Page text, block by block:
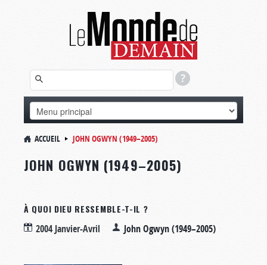
ACCUEIL JOHN OGWYN (1949–2005)
JOHN OGWYN (1949–2005)
À QUOI DIEU RESSEMBLE-T-IL ?
2004 Janvier-Avril John Ogwyn (1949–2005)